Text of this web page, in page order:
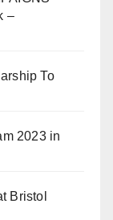
–
To
2023 in
Bristol